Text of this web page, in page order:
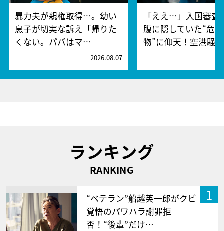
暴力夫が親権取得…。幼い
息子が切実な訴え「帰りた
くない。パパはマ…
2026.08.07
「ええ…」入国審査
腹に隠していた“危
物”に仰天！空港騒
ランキング
RANKING
1
“ベテラン”船越英一郎がクビ
覚悟のパワハラ謝罪拒
否！“後輩”だけ…